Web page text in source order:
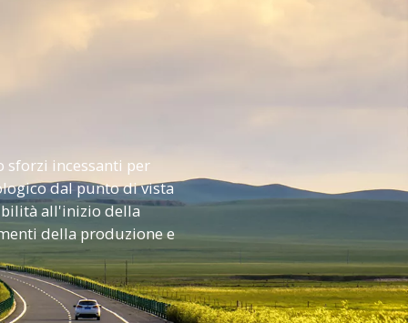
sforzi incessanti per
dal punto di vista
all'inizio della
della produzione e